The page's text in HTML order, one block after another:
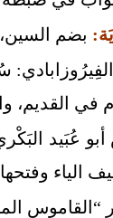
بضم
في القديم،
عُبَيد
الياء
“القاموس